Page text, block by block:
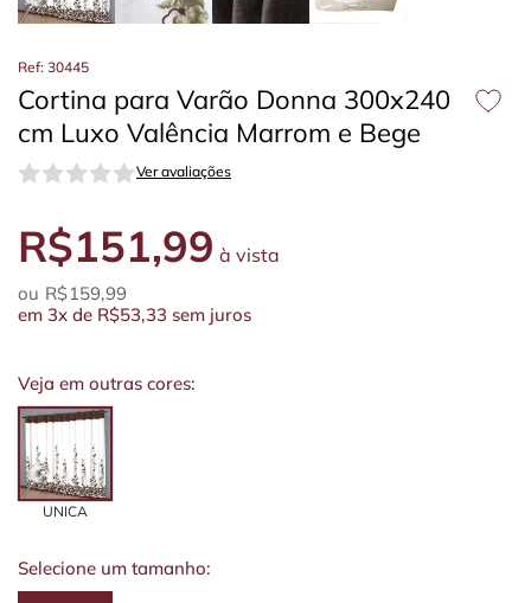
Ref: 30445
Cortina para Varão Donna 300x240
cm Luxo Valência Marrom e Bege
Ver avaliações
R$151,99 à vista
R$159,99
em 3x de R$53,33 sem juros
Veja em outras cores:
UNICA
Selecione um tamanho: